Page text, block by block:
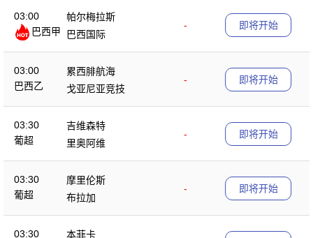
03:00
巴西甲
帕尔梅拉斯
-
巴西国际
即将开始
03:00
巴西乙
累西腓航海
-
戈亚尼亚竞技
即将开始
03:30
葡超
吉维森特
-
里奥阿维
即将开始
03:30
葡超
摩里伦斯
-
布拉加
即将开始
03:30
本菲卡